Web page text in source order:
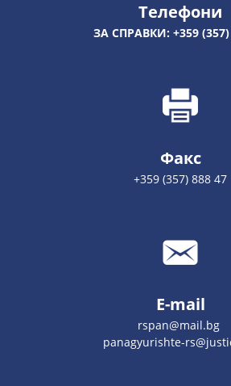
Телефони
ЗА СПРАВКИ: +359 (357)
Факс
+359 (357) 888 47
E-mail
rspan@mail.bg
panagyurishte-